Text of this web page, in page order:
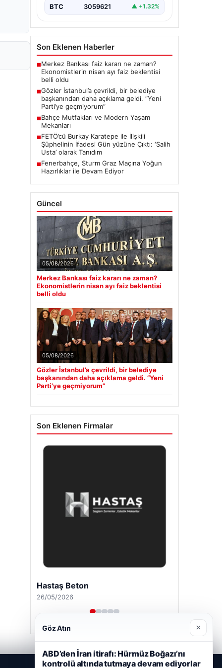
BTC 3059621 ▲ +1.32%
Son Eklenen Haberler
■Merkez Bankası faiz kararı ne zaman?
Ekonomistlerin nisan ayı faiz beklentisi
belli oldu
■Gözler İstanbul’a çevrildi, bir belediye
başkanından daha açıklama geldi. “Yeni
Parti’ye geçmiyorum”
■Bahçe Mutfakları ve Modern Yaşam
Mekanları
■FETÖ’cü Burkay Karatepe ile İlişkili
Şüphelinin İfadesi Gün yüzüne Çıktı: ‘Salih
Usta’ olarak Tanıdım
■Fenerbahçe, Sturm Graz Maçına Yoğun
Hazırlıklar ile Devam Ediyor
Güncel
05/08/2026
Merkez Bankası faiz kararı ne zaman?
Ekonomistlerin nisan ayı faiz beklentisi
belli oldu
05/08/2026
Gözler İstanbul’a çevrildi, bir belediye
başkanından daha açıklama geldi. “Yeni
Parti’ye geçmiyorum”
Son Eklenen Firmalar
Hastaş Beton
26/05/2026
Göz Atın ×
ABD’den İran itirafı: Hürmüz Boğazı’nı
kontrolü altında tutmaya devam ediyorlar